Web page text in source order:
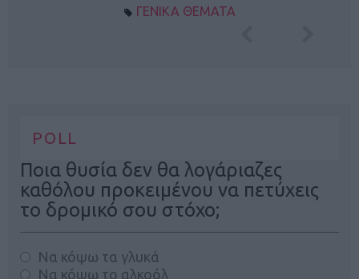
ΓΕΝΙΚΑ ΘΕΜΑΤΑ
POLL
Ποια θυσία δεν θα λογάριαζες
καθόλου προκειμένου να πετύχεις
το δρομικό σου στόχο;
Να κόψω τα γλυκά
Να κόψω το αλκοόλ